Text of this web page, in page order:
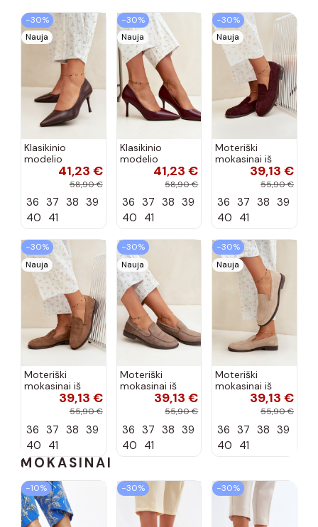
−30%
Nauja
Klasikinio
modelio
aukštakulniai
šokolado
spalvos Nesha
41,23 €
58,90 €
36 37 38 39
40 41
−30%
Nauja
Klasikinio
modelio
aukštakulniai
bordo spalvos
Nesha
41,23 €
58,90 €
36 37 38 39
40 41
−30%
Nauja
Moteriški
mokasinai iš
dirbtinės
zomšos, bordo
39,13 €
55,90 €
36 37 38 39
40 41
−30%
Nauja
Moteriški
mokasinai iš
dirbtinės
zomšos, rudos
39,13 €
55,90 €
36 37 38 39
40 41
−30%
Nauja
Moteriški
mokasinai iš
dirbtinės
zomšos, molio
39,13 €
55,90 €
36 37 38 39
40 41
−30%
Nauja
Moteriški
mokasinai iš
dirbtinės
zomšos, smėlio
39,13 €
55,90 €
36 37 38 39
40 41
MOKASINAI
−10% −30% −30%